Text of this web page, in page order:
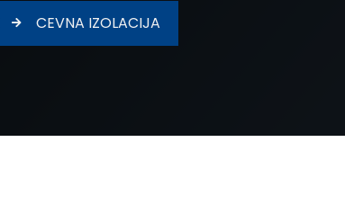
CEVNA IZOLACIJA